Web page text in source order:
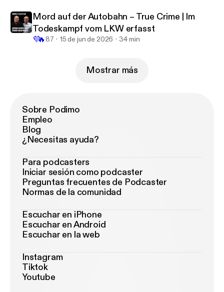
Mord auf der Autobahn – True Crime | Im
Todeskampf vom LKW erfasst
💜🔥87 15 de jun de 2026 34 min
Mostrar más
Sobre Podimo
Empleo
Blog
¿Necesitas ayuda?
Para podcasters
Iniciar sesión como podcaster
Preguntas frecuentes de Podcaster
Normas de la comunidad
Escuchar en iPhone
Escuchar en Android
Escuchar en la web
Instagram
Tiktok
Youtube